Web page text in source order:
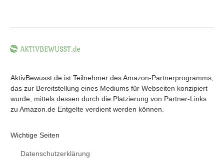
AktivBewusst.de ist Teilnehmer des Amazon-Partnerprogramms,
das zur Bereitstellung eines Mediums für Webseiten konzipiert
wurde, mittels dessen durch die Platzierung von Partner-Links
zu Amazon.de Entgelte verdient werden können.
Wichtige Seiten
Datenschutzerklärung